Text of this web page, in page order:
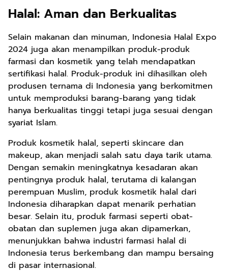
Halal: Aman dan Berkualitas
Selain makanan dan minuman, Indonesia Halal Expo
2024 juga akan menampilkan produk-produk
farmasi dan kosmetik yang telah mendapatkan
sertifikasi halal. Produk-produk ini dihasilkan oleh
produsen ternama di Indonesia yang berkomitmen
untuk memproduksi barang-barang yang tidak
hanya berkualitas tinggi tetapi juga sesuai dengan
syariat Islam.
Produk kosmetik halal, seperti skincare dan
makeup, akan menjadi salah satu daya tarik utama.
Dengan semakin meningkatnya kesadaran akan
pentingnya produk halal, terutama di kalangan
perempuan Muslim, produk kosmetik halal dari
Indonesia diharapkan dapat menarik perhatian
besar. Selain itu, produk farmasi seperti obat-
obatan dan suplemen juga akan dipamerkan,
menunjukkan bahwa industri farmasi halal di
Indonesia terus berkembang dan mampu bersaing
di pasar internasional.